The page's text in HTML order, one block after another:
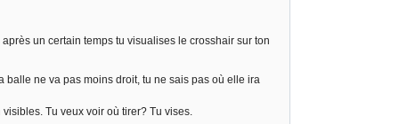
un certain temps tu visualises le crosshair sur ton
balle ne va pas moins droit, tu ne sais pas où elle ira
Tu veux voir où tirer? Tu vises.